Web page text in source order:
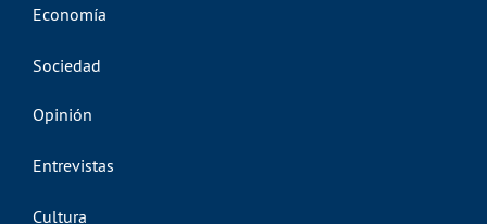
Economía
Sociedad
Opinión
Entrevistas
Cultura